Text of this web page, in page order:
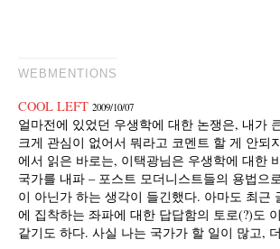
WEBMENTIONS
COOL LEFT 2009/10/07
얼마전에 있었던 우생학에 대한 논쟁은, 내가
크게 관심이 없어서 뭐라고 코멘트 할 게 안되
에서 읽은 바로는, 이택광님은 우생학에 대한
국가를 내파 – 포스트 모더니스트들의 용법으
이 아닌가 하는 생각이 들긴했다. 아마도 최근
에 집착하는 좌파에 대한 답답함의 토로(?)도
같기도 하다. 사실 나는 국가가 할 일이 많고,